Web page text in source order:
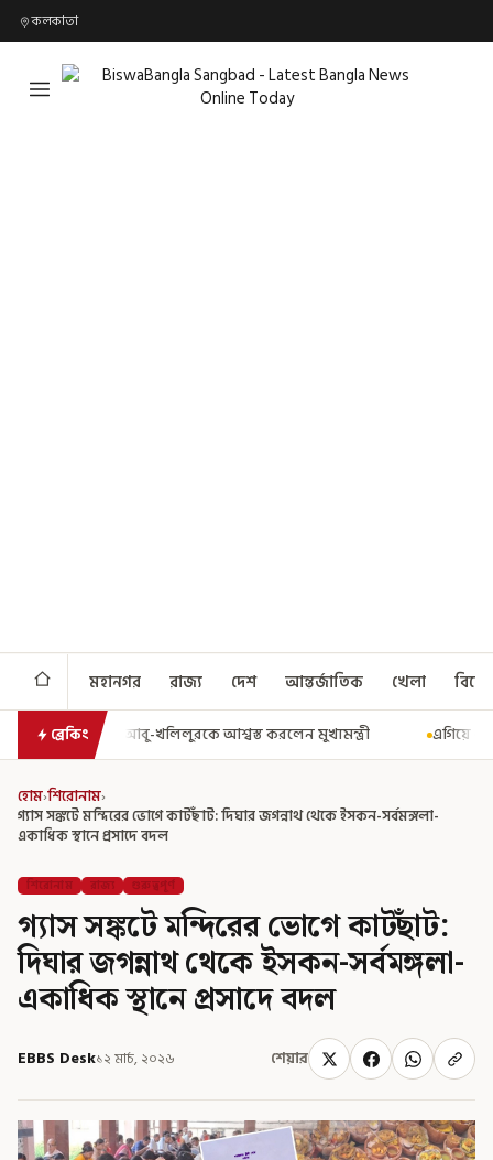
কলকাতা
মহানগর রাজ্য দেশ আন্তর্জাতিক খেলা
ব্রেকিং এগিয়ে গেল আরও একধাপ, সপ্তম পে কমিশন গঠনের একাধিক
হোম›শিরোনাম›
গ্যাস সঙ্কটে মন্দিরের ভোগে কাটছাঁট: দিঘার জগন্নাথ থেকে ইসকন-সর্বমঙ্গলা-
একাধিক স্থানে প্রসাদে বদল
শিরোনাম রাজ্য গুরুত্বপূর্ণ
গ্যাস সঙ্কটে মন্দিরের ভোগে কাটছাঁট:
দিঘার জগন্নাথ থেকে ইসকন-সর্বমঙ্গলা-
একাধিক স্থানে প্রসাদে বদল
EBBS Desk১২ মার্চ, ২০২৬ শেয়ার